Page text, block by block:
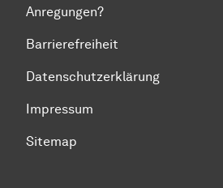
Anregungen?
Barrierefreiheit
Datenschutzerklärung
Impressum
Sitemap